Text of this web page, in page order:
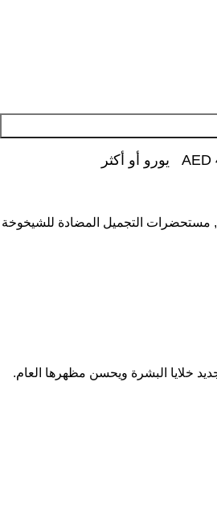
, مستحضرات التجميل المضادة للشيخوخة